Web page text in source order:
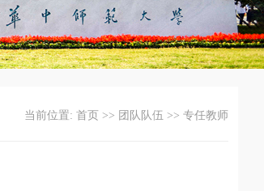
当前位置: 首页 >> 团队队伍 >> 专任教师